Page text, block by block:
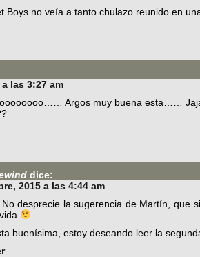
Boys no veía a tanto chulazo reunido en
las 3:27 am
Argos muy buena esta……
dice:
2015 a las 4:44 am
desprecie la sugerencia de Martín, que
buenísima, estoy deseando leer la